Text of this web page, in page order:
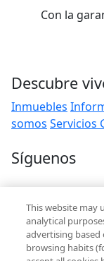
Con la
Descubre
Inmuebles
somos Servicios
Síguenos
Contacto
This website may
analytical
advertising
browsing habits